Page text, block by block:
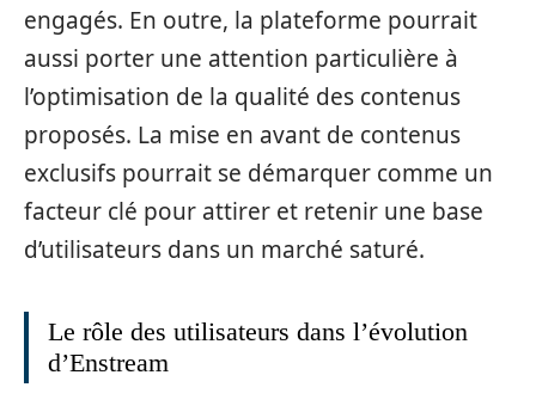
engagés. En outre, la plateforme pourrait
aussi porter une attention particulière à
l’optimisation de la qualité des contenus
proposés. La mise en avant de contenus
exclusifs pourrait se démarquer comme un
facteur clé pour attirer et retenir une base
d’utilisateurs dans un marché saturé.
Le rôle des utilisateurs dans l’évolution
d’Enstream